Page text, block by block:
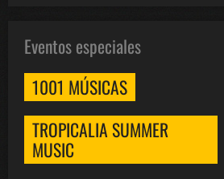
Eventos especiales
1001 MÚSICAS
TROPICALIA SUMMER
MUSIC